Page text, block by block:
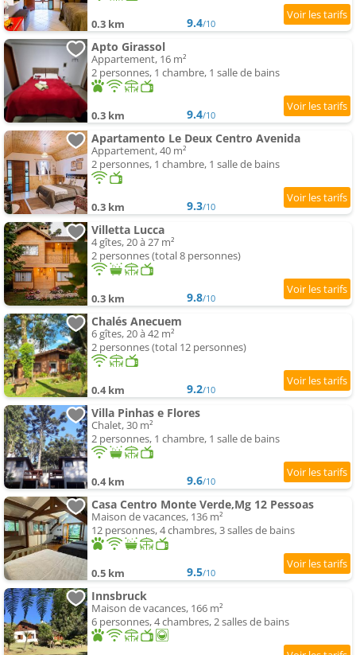
0.3 km 9.4/10
Apto Girassol
Appartement, 16 m²
2 personnes, 1 chambre, 1 salle de bains
0.3 km 9.4/10
Apartamento Le Deux Centro Avenida
Appartement, 40 m²
2 personnes, 1 chambre, 1 salle de bains
0.3 km 9.3/10
Villetta Lucca
4 gîtes, 20 à 27 m²
2 personnes (total 8 personnes)
0.3 km 9.8/10
Chalés Anecuem
6 gîtes, 20 à 42 m²
2 personnes (total 12 personnes)
0.4 km 9.2/10
Villa Pinhas e Flores
Chalet, 30 m²
2 personnes, 1 chambre, 1 salle de bains
0.4 km 9.6/10
Casa Centro Monte Verde,Mg 12 Pessoas
Maison de vacances, 136 m²
12 personnes, 4 chambres, 3 salles de bains
0.5 km 9.5/10
Innsbruck
Maison de vacances, 166 m²
6 personnes, 4 chambres, 2 salles de bains